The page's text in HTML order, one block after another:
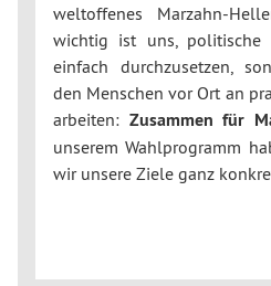
weltoffenes Marzahn-
wichtig ist uns, politische
einfach durchzusetzen,
den Menschen vor Ort an
arbeiten: Zusammen für
unserem Wahlprogramm
wir unsere Ziele ganz